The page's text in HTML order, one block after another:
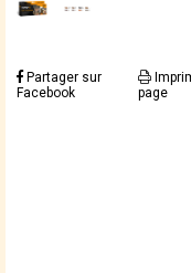
Partager sur
Facebook
page